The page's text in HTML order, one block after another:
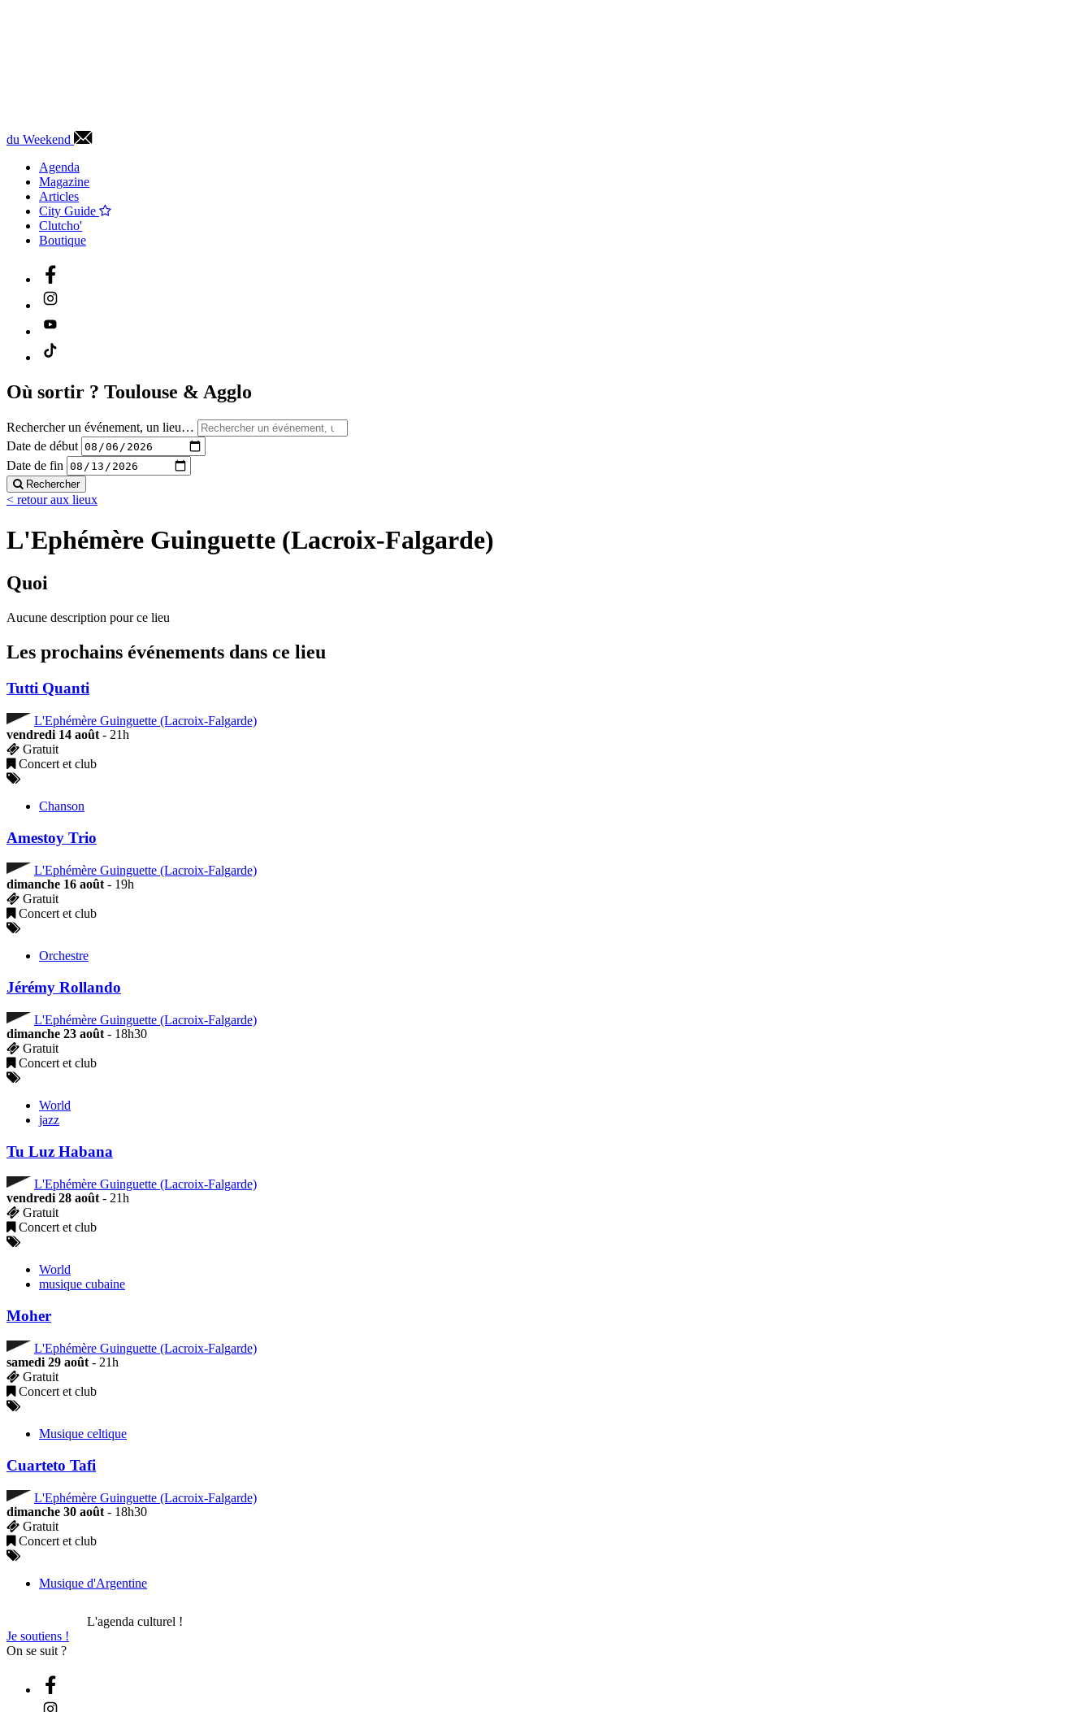
du Weekend
Agenda
Magazine
Articles
City Guide
Clutcho'
Boutique
Où sortir ? Toulouse & Agglo
Rechercher un événement, un lieu…
Date de début
Date de fin
Rechercher
< retour aux lieux
L'Ephémère Guinguette (Lacroix-Falgarde)
Quoi
Aucune description pour ce lieu
Les prochains événements dans ce lieu
Tutti Quanti
L'Ephémère Guinguette (Lacroix-Falgarde)
vendredi 14 août - 21h
Gratuit
Concert et club
Chanson
Amestoy Trio
L'Ephémère Guinguette (Lacroix-Falgarde)
dimanche 16 août - 19h
Gratuit
Concert et club
Orchestre
Jérémy Rollando
L'Ephémère Guinguette (Lacroix-Falgarde)
dimanche 23 août - 18h30
Gratuit
Concert et club
World
jazz
Tu Luz Habana
L'Ephémère Guinguette (Lacroix-Falgarde)
vendredi 28 août - 21h
Gratuit
Concert et club
World
musique cubaine
Moher
L'Ephémère Guinguette (Lacroix-Falgarde)
samedi 29 août - 21h
Gratuit
Concert et club
Musique celtique
Cuarteto Tafi
L'Ephémère Guinguette (Lacroix-Falgarde)
dimanche 30 août - 18h30
Gratuit
Concert et club
Musique d'Argentine
L'agenda culturel !
Je soutiens !
On se suit ?